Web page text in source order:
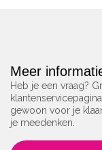
Meer
Heb je een vraag?
gewoon voor je
je meedenken.